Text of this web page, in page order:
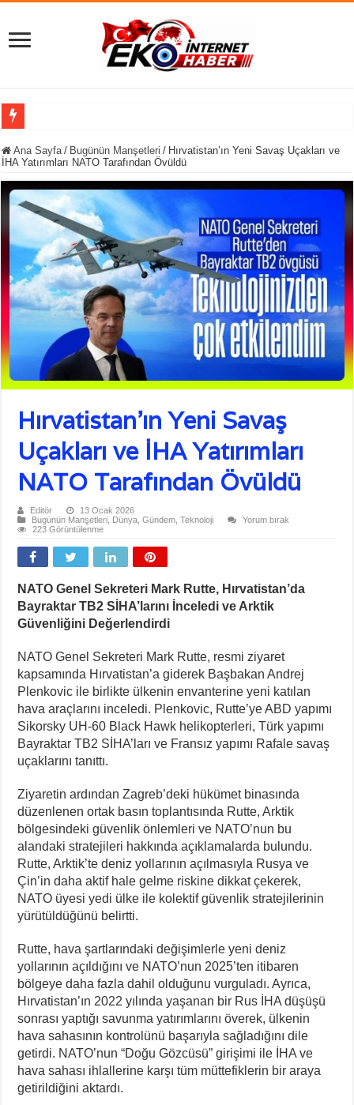
Ana Sayfa / Bugünün Manşetleri / Hırvatistan’ın Yeni Savaş Uçakları ve
İHA Yatırımları NATO Tarafından Övüldü
Hırvatistan’ın Yeni Savaş
Uçakları ve İHA Yatırımları
NATO Tarafından Övüldü
Editör
13 Ocak 2026
Bugünün Manşetleri Dünya ,Gündem ,Teknoloji
Yorum bırak
223 Görüntülenme
NATO Genel Sekreteri Mark Rutte, Hırvatistan’da
Bayraktar TB2 SİHA’larını İnceledi ve Arktik
Güvenliğini Değerlendirdi
NATO Genel Sekreteri Mark Rutte, resmi ziyaret
kapsamında Hırvatistan’a giderek Başbakan Andrej
Plenkovic ile birlikte ülkenin envanterine yeni katılan
hava araçlarını inceledi. Plenkovic, Rutte’ye ABD yapımı
Sikorsky UH-60 Black Hawk helikopterleri, Türk yapımı
Bayraktar TB2 SİHA’ları ve Fransız yapımı Rafale savaş
uçaklarını tanıttı.
Ziyaretin ardından Zagreb’deki hükümet binasında
düzenlenen ortak basın toplantısında Rutte, Arktik
bölgesindeki güvenlik önlemleri ve NATO’nun bu
alandaki stratejileri hakkında açıklamalarda bulundu.
Rutte, Arktik’te deniz yollarının açılmasıyla Rusya ve
Çin’in daha aktif hale gelme riskine dikkat çekerek,
NATO üyesi yedi ülke ile kolektif güvenlik stratejilerinin
yürütüldüğünü belirtti.
Rutte, hava şartlarındaki değişimlerle yeni deniz
yollarının açıldığını ve NATO’nun 2025’ten itibaren
bölgeye daha fazla dahil olduğunu vurguladı. Ayrıca,
Hırvatistan’ın 2022 yılında yaşanan bir Rus İHA düşüşü
sonrası yaptığı savunma yatırımlarını överek, ülkenin
hava sahasının kontrolünü başarıyla sağladığını dile
getirdi. NATO’nun “Doğu Gözcüsü” girişimi ile İHA ve
hava sahası ihlallerine karşı tüm müttefiklerin bir araya
getirildiğini aktardı.